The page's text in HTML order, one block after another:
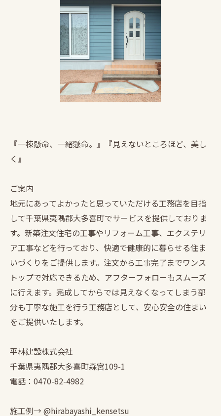
『一棟懸命、一緒懸命。』『見えないところほど、美し
く』
ご案内
地元にあってよかったと思っていただける工務店を目指
して千葉県夷隅郡大多喜町でサービスを提供しておりま
す。新築注文住宅の工事やリフォーム工事、エクステリ
ア工事などを行っており、快適で健康的に暮らせる住ま
いづくりをご提供します。注文から工事完了までワンス
トップで対応できるため、アフターフォローもスムーズ
に行えます。完成してからでは見えなくなってしまう部
分も丁寧な施工を行う工務店として、安心安全の住まい
をご提供いたします。
平林建設株式会社
千葉県夷隅郡大多喜町森宮109-1
電話：0470-82-4982
施工例→ @hirabayashi_kensetsu